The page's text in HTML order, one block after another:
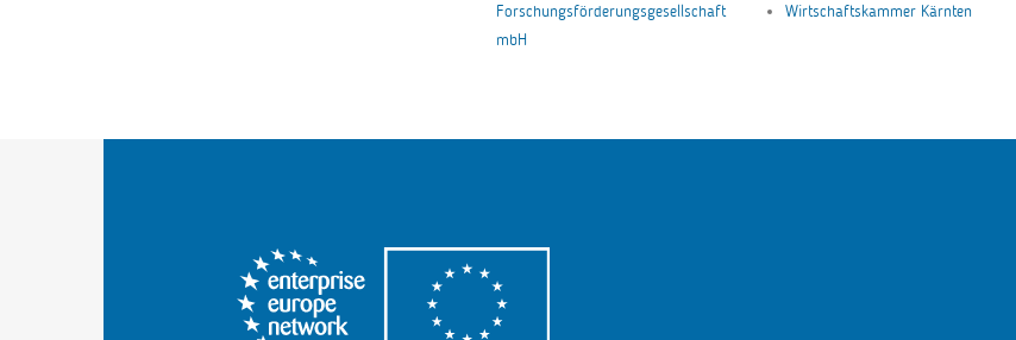
Forschungsförderungsgesellschaft
mbH
Wirtschaftskammer Kärnten